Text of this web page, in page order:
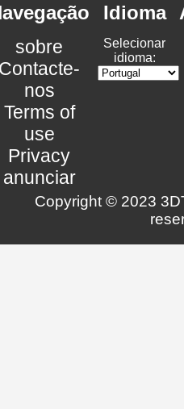
sobre
nos
Terms of
use
Privacy
anunciar
Idioma
Selecionar
idioma:
Copyright © 2023